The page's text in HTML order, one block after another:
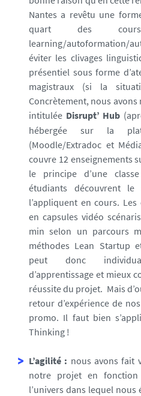
Nantes a revêtu une
quart des
learning/autoformation/
éviter les clivages
présentiel sous forme
magistraux (si la
Concrètement, nous
intitulée Disrupt’ Hub
hébergée sur la
(Moodle/Extradoc et
couvre 12 enseignements
le principe d’une
étudiants découvrent
l’appliquent en cours.
en capsules vidéo
min selon un parcours
méthodes Lean Startup
peut donc
d’apprentissage et mieux
réussite du projet. Mais
retour d’expérience de
promo. Il faut bien
Thinking !
L’agilité : nous avons fait
notre projet en fonction
l’univers dans lequel nous